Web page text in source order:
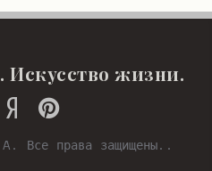
Искусство жизни.
Все права защищены..